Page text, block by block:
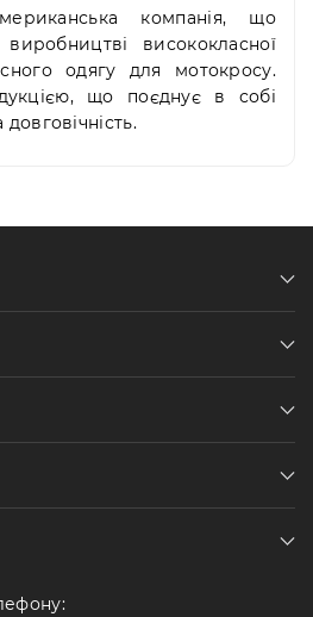
компанія, що
виробництві висококласної
одягу для мотокросу.
що поєднує в собі
довговічність.